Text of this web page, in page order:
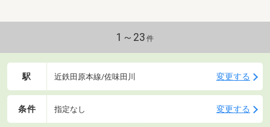
1～23 件
駅 近鉄田原本線/佐味田川 変更する
条件 指定なし 変更する